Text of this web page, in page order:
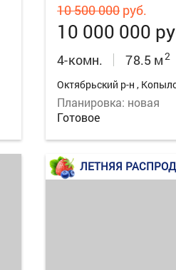
10 500 000руб.
10 000 000
4-комн. 78.5 м2
Октябрьский р-н ,
Планировка: новая
Готовое
ЛЕТНЯЯ